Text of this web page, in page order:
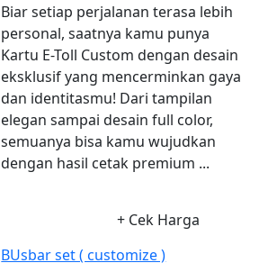
Biar setiap perjalanan terasa lebih
personal, saatnya kamu punya
Kartu E-Toll Custom dengan desain
eksklusif yang mencerminkan gaya
dan identitasmu! Dari tampilan
elegan sampai desain full color,
semuanya bisa kamu wujudkan
dengan hasil cetak premium ...
+ Cek Harga
BUsbar set ( customize )